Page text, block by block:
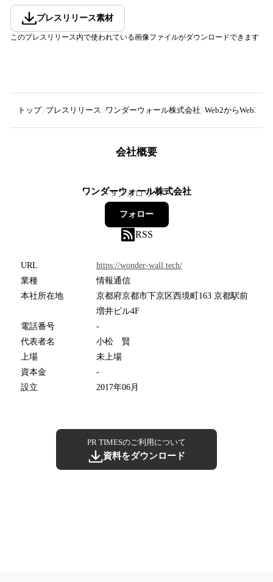
プレスリリース素材
このプレスリリース内で使われている画像ファイルがダウンロードできます
トップ プレスリリース ワンダーウォール株式会社 Web2からWeb3へ
会社概要
ワンダーウォール株式会社
9フォロワー
フォロー
RSS
URL
https://wonder-wall.tech/
業種
情報通信
本社所在地
京都府京都市下京区西境町163 京都駅前
増井ビル4F
電話番号
-
代表者名
小松 賢
上場
未上場
資本金
-
設立
2017年06月
PR TIMESのご利用について
資料をダウンロード